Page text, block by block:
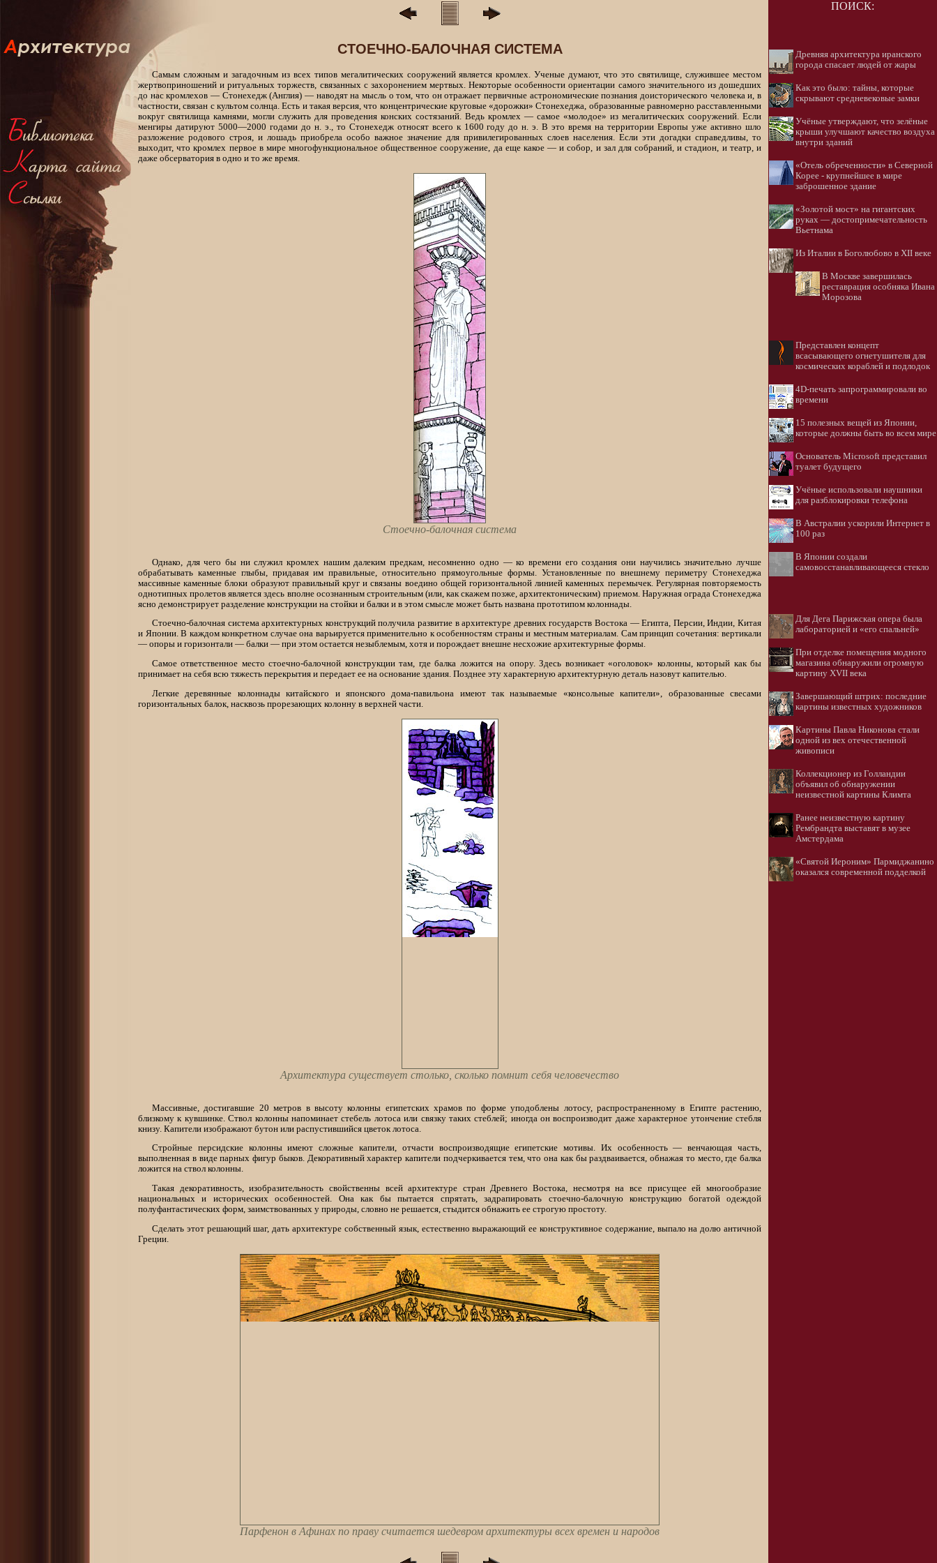
СТОЕЧНО-БАЛОЧНАЯ СИСТЕМА
Самым сложным и загадочным из всех типов мегалитических сооружений является кромлех. Ученые думают, что это святилище, служившее местом
жертвоприношений и ритуальных торжеств, связанных с захоронением мертвых. Некоторые особенности ориентации самого значительного из дошедших
до нас кромлехов — Стонехедж (Англия) — наводят на мысль о том, что он отражает первичные астрономические познания доисторического человека и, в
частности, связан с культом солнца. Есть и такая версия, что концентрические круговые «дорожки» Стонехеджа, образованные равномерно расставленными
вокруг святилища камнями, могли служить для проведения конских состязаний. Ведь кромлех — самое «молодое» из мегалитических сооружений. Если
менгиры датируют 5000—2000 годами до н. э., то Стонехедж относят всего к 1600 году до н. э. В это время на территории Европы уже активно шло
разложение родового строя, и лошадь приобрела особо важное значение для привилегированных слоев населения. Если эти догадки справедливы, то
выходит, что кромлех первое в мире многофункциональное общественное сооружение, да еще какое — и собор, и зал для собраний, и стадион, и театр, и
даже обсерватория в одно и то же время.
Стоечно-балочная система
Однако, для чего бы ни служил кромлех нашим далеким предкам, несомненно одно — ко времени его создания они научились значительно лучше
обрабатывать каменные глыбы, придавая им правильные, относительно прямоугольные формы. Установленные по внешнему периметру Стонехеджа
массивные каменные блоки образуют правильный круг и связаны воедино общей горизонтальной линией каменных перемычек. Регулярная повторяемость
однотипных пролетов является здесь вполне осознанным строительным (или, как скажем позже, архитектоническим) приемом. Наружная ограда Стонехеджа
ясно демонстрирует разделение конструкции на стойки и балки и в этом смысле может быть названа прототипом колоннады.
Стоечно-балочная система архитектурных конструкций получила развитие в архитектуре древних государств Востока — Египта, Персии, Индии, Китая
и Японии. В каждом конкретном случае она варьируется применительно к особенностям страны и местным материалам. Сам принцип сочетания: вертикали
— опоры и горизонтали — балки — при этом остается незыблемым, хотя и порождает внешне несхожие архитектурные формы.
Самое ответственное место стоечно-балочной конструкции там, где балка ложится на опору. Здесь возникает «оголовок» колонны, который как бы
принимает на себя всю тяжесть перекрытия и передает ее на основание здания. Позднее эту характерную архитектурную деталь назовут капителью.
Легкие деревянные колоннады китайского и японского дома-павильона имеют так называемые «консольные капители», образованные свесами
горизонтальных балок, насквозь прорезающих колонну в верхней части.
Архитектура существует столько, сколько помнит себя человечество
Массивные, достигавшие 20 метров в высоту колонны египетских храмов по форме уподоблены лотосу, распространенному в Египте растению,
близкому к кувшинке. Ствол колонны напоминает стебель лотоса или связку таких стеблей; иногда он воспроизводит даже характерное утончение стебля
книзу. Капители изображают бутон или распустившийся цветок лотоса.
Стройные персидские колонны имеют сложные капители, отчасти воспроизводящие египетские мотивы. Их особенность — венчающая часть,
выполненная в виде парных фигур быков. Декоративный характер капители подчеркивается тем, что она как бы раздваивается, обнажая то место, где балка
ложится на ствол колонны.
Такая декоративность, изобразительность свойственны всей архитектуре стран Древнего Востока, несмотря на все присущее ей многообразие
национальных и исторических особенностей. Она как бы пытается спрятать, задрапировать стоечно-балочную конструкцию богатой одеждой
полуфантастических форм, заимствованных у природы, словно не решается, стыдится обнажить ее строгую простоту.
Сделать этот решающий шаг, дать архитектуре собственный язык, естественно выражающий ее конструктивное содержание, выпало на долю античной
Греции.
Парфенон в Афинах по праву считается шедевром архитектуры всех времен и народов
ПОИСК:
Древняя архитектура иранского
города спасает людей от жары
Как это было: тайны, которые
скрывают средневековые замки
Учёные утверждают, что зелёные
крыши улучшают качество воздуха
внутри зданий
«Отель обреченности» в Северной
Корее - крупнейшее в мире
заброшенное здание
«Золотой мост» на гигантских
руках — достопримечательность
Вьетнама
Из Италии в Боголюбово в XII веке
В Москве завершилась
реставрация особняка Ивана
Морозова
Представлен концепт
всасывающего огнетушителя для
космических кораблей и подлодок
4D-печать запрограммировали во
времени
15 полезных вещей из Японии,
которые должны быть во всем мире
Основатель Microsoft представил
туалет будущего
Учёные использовали наушники
для разблокировки телефона
В Австралии ускорили Интернет в
100 раз
В Японии создали
самовосстанавливающееся стекло
Для Дега Парижская опера была
лабораторией и «его спальней»
При отделке помещения модного
магазина обнаружили огромную
картину XVII века
Завершающий штрих: последние
картины известных художников
Картины Павла Никонова стали
одной из вех отечественной
живописи
Коллекционер из Голландии
объявил об обнаружении
неизвестной картины Климта
Ранее неизвестную картину
Рембрандта выставят в музее
Амстердама
«Святой Иероним» Пармиджанино
оказался современной подделкой